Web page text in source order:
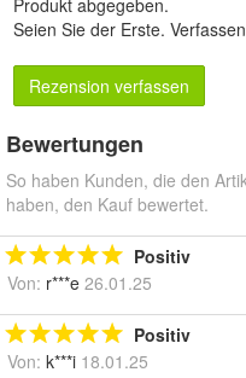
Seien Sie der Erste.
Rezension verfassen
Bewertungen
So haben Kunden, die den
haben, den Kauf bewertet.
Positiv
Von: r***e 26.01.25
Positiv
Von: k***i 18.01.25